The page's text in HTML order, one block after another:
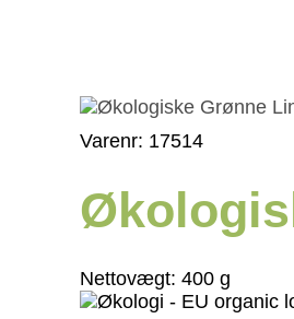
Varenr: 17514
Nettovægt:400 g